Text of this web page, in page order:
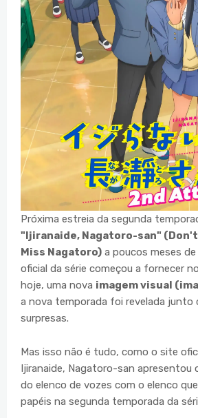
Próxima estreia da segunda
"Ijiranaide, Nagatoro-san"
Miss Nagatoro) a poucos meses
oficial da série começou a fornecer
hoje, uma nova imagem visual
a nova temporada foi revelada junto
surpresas.
Mas isso não é tudo, como o site
Ijiranaide, Nagatoro-san apresentou
do elenco de vozes com o elenco
papéis na segunda temporada da